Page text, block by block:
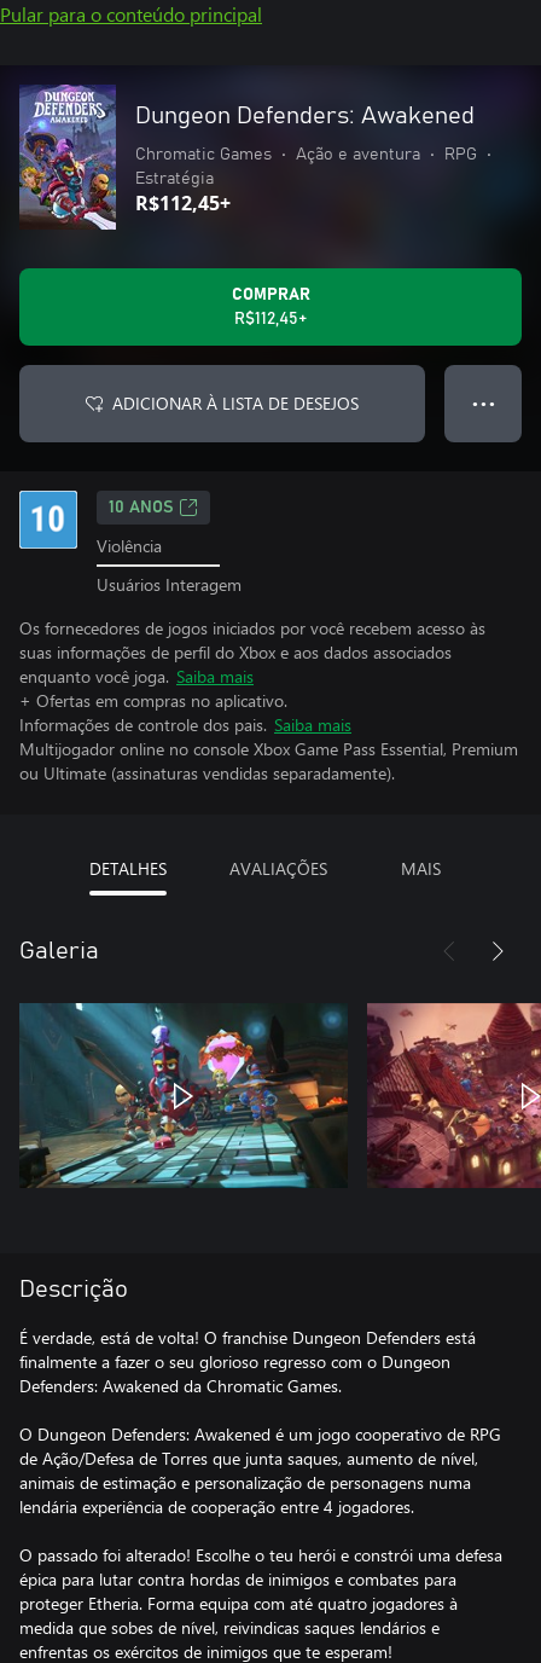
Pular para o conteúdo principal
Dungeon Defenders: Awakened
Chromatic Games • Ação e aventura • RPG
•
Estratégia
R$112,45+
COMPRAR
R$112,45+
ADICIONAR À LISTA DE DESEJOS ● ● ●
10 ANOS
Violência
Usuários Interagem
Os fornecedores de jogos iniciados por você recebem acesso às
suas informações de perfil do Xbox e aos dados associados
enquanto você joga. Saiba mais
+ Ofertas em compras no aplicativo.
Informações de controle dos pais. Saiba mais
Multijogador online no console Xbox Game Pass Essential, Premium
ou Ultimate (assinaturas vendidas separadamente).
DETALHES AVALIAÇÕES MAIS
Galeria
Descrição
É verdade, está de volta! O franchise Dungeon Defenders está
finalmente a fazer o seu glorioso regresso com o Dungeon
Defenders: Awakened da Chromatic Games.
O Dungeon Defenders: Awakened é um jogo cooperativo de RPG
de Ação/Defesa de Torres que junta saques, aumento de nível,
animais de estimação e personalização de personagens numa
lendária experiência de cooperação entre 4 jogadores.
O passado foi alterado! Escolhe o teu herói e constrói uma defesa
épica para lutar contra hordas de inimigos e combates para
proteger Etheria. Forma equipa com até quatro jogadores à
medida que sobes de nível, reivindicas saques lendários e
enfrentas os exércitos de inimigos que te esperam!